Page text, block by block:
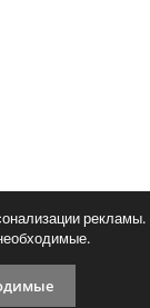
рекламы.